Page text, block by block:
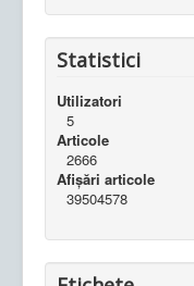
Statistici
Utilizatori
5
Articole
2666
Afișări articole
39504578